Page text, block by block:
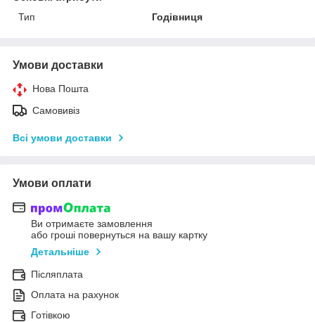
Тип
Годівниця
Умови доставки
Нова Пошта
Самовивіз
Всі умови доставки
Умови оплати
Ви отримаєте замовлення
або гроші повернуться на вашу картку
Детальніше
Післяплата
Оплата на рахунок
Готівкою